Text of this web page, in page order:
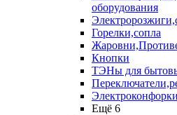
оборудования
Горелки,сопла
Кнопки
ТЭНы для
Ещё 6